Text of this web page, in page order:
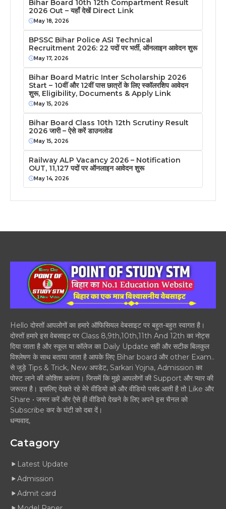
Bihar Board 10th 12th Compartment Result
2026 Out – यहाँ देखें Direct Link
May 18, 2026
BPSSC Bihar Police ASI Technical
Recruitment 2026: 22 पदों पर भर्ती, ऑनलाइन आवेदन शुरू
May 17, 2026
Bihar Board Matric Inter Scholarship 2026
Start – 10वीं और 12वीं पास छात्रों के लिए स्कॉलरशिप आवेदन
शुरू, Eligibility, Documents & Apply Link
May 15, 2026
Bihar Board Class 10th 12th Scrutiny Result
2026 जारी – ऐसे करें डाउनलोड
May 15, 2026
Railway ALP Vacancy 2026 – Notification
OUT, 11,127 पदों पर ऑनलाइन आवेदन शुरू
May 14, 2026
Hello दोस्तों आपलोगों का हमारे ऑफिसियल वेबसाइट पर बहुत-बहुत स्वागत है।
दोस्तों हमारे इस वेबसाइट पर Class 8,9th,10th,11th And 12th का नोट्स
दिया जाता है और स्कूल या कॉलेज का Daily Update सही और सटीक बिलकुल
विश्लेषण के साथ बताया जाता है आपके लिए Bihar board और other Exam..
से जुड़े Tips & Trick, New अपडेट, Sarkari Yojna, Admission का
पोस्ट लाने की कोशिश करूंगा। जिसमें कि मुझे आपलोगों की Support और प्यार की
जरूरत है। इसलिए देखते रहे मेरे वीडियो को और वीडियो पसंद आती है तो Like और
Share • जरूर करें और ऐसे ही वीडियो देखने के लिए अपने इस चैनल को
Subscribe कर के घंटी को दबा दें।
धन्यवाद,
Catagory
Latest Update
Admission
Admit card